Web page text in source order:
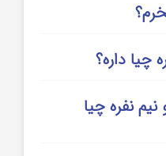
داره؟
نفره چیا